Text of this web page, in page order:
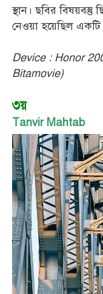
স্থান। ছবির
নেওয়া হয়েছিল
Device : Honor
Bitamovie)
৩য়
Tanvir Mahtab